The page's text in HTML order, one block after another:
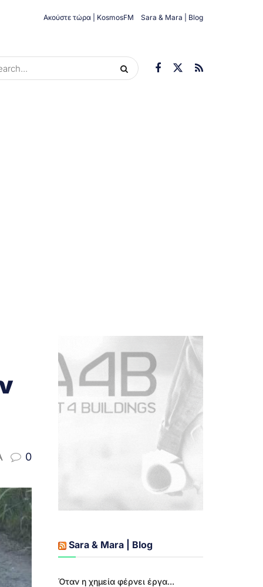
Ακούστε τώρα | KosmosFM Sara & Mara | Blog
0
Sara & Mara | Blog
Όταν η χημεία φέρνει έργα...